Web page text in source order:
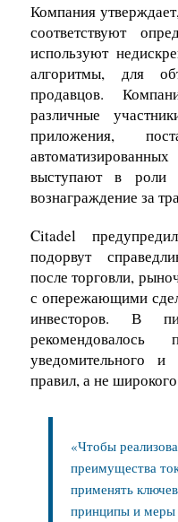
Компания
соответствуют
используют
алгоритмы, для
продавцов.
различные
приложения,
выступают в роли
вознаграждение за
Citadel
подорвут
после торговли,
с опережающими
инвесторов. В
рекомендовалось
уведомительного и
правил, а не
«Чтобы
преимущества
применять
принципы и меры